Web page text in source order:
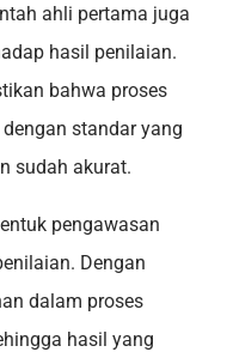
ahli pertama juga
hasil penilaian.
bahwa proses
standar yang
sudah akurat.
pengawasan
Dengan
dalam proses
hasil yang